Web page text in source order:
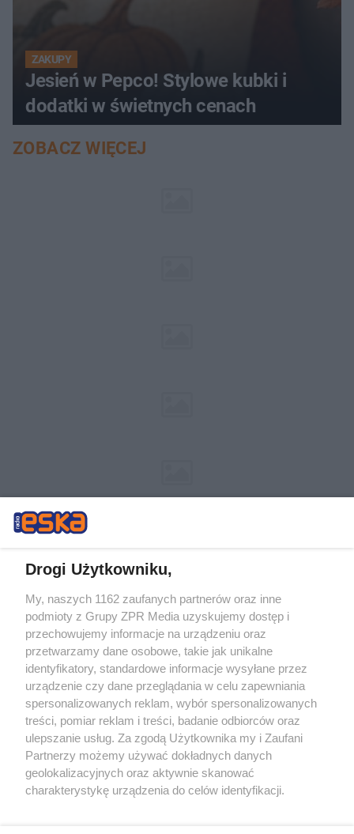
ZAKUPY
Jesień w Pepco! Stylowe kubki i
dodatki w świetnych cenach
ZOBACZ WIĘCEJ
Żaden utwór zamieszczony w serwisie nie może być powielany i
rozpowszechniany lub dalej rozpowszechniany w jakikolwiek sposób (w
tym także elektroniczny lub mechaniczny) na jakimkolwiek polu
eksploatacji w jakiejkolwiek formie, włącznie z umieszczaniem w
Internecie bez pisemnej zgody właściciela praw. Jakiekolwiek użycie lub
wykorzystanie utworów w całości lub w części z naruszeniem prawa,
tzn. bez właściwej zgody, jest zabronione pod groźbą kary i może być
ścigane prawnie.
Drogi Użytkowniku,
My, naszych 1162 zaufanych partnerów oraz inne
podmioty z Grupy ZPR Media uzyskujemy dostęp i
przechowujemy informacje na urządzeniu oraz
przetwarzamy dane osobowe, takie jak unikalne
identyfikatory, standardowe informacje wysyłane przez
urządzenie czy dane przeglądania w celu zapewniania
spersonalizowanych reklam, wybór spersonalizowanych
treści, pomiar reklam i treści, badanie odbiorców oraz
ulepszanie usług. Za zgodą Użytkownika my i Zaufani
Partnerzy możemy używać dokładnych danych
geolokalizacyjnych oraz aktywnie skanować
charakterystykę urządzenia do celów identyfikacji.